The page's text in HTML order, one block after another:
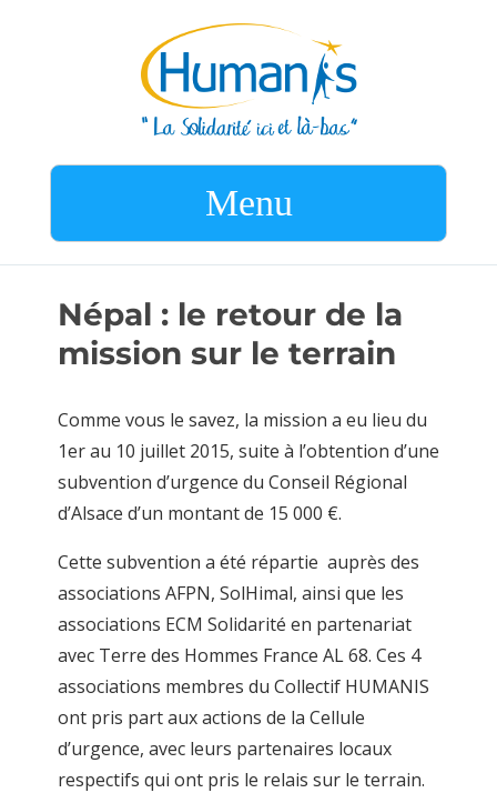
Menu
Népal : le retour de la
mission sur le terrain
Comme vous le savez, la mission a eu lieu du
1er au 10 juillet 2015, suite à l’obtention d’une
subvention d’urgence du Conseil Régional
d’Alsace d’un montant de 15 000 €.
Cette subvention a été répartie auprès des
associations AFPN, SolHimal, ainsi que les
associations ECM Solidarité en partenariat
avec Terre des Hommes France AL 68. Ces 4
associations membres du Collectif HUMANIS
ont pris part aux actions de la Cellule
d’urgence, avec leurs partenaires locaux
respectifs qui ont pris le relais sur le terrain.